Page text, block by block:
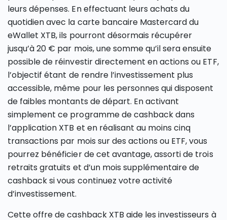
leurs dépenses. En effectuant leurs achats du
quotidien avec la carte bancaire Mastercard du
eWallet XTB, ils pourront désormais récupérer
jusqu’à 20 € par mois, une somme qu’il sera ensuite
possible de réinvestir directement en actions ou ETF,
l’objectif étant de rendre l’investissement plus
accessible, même pour les personnes qui disposent
de faibles montants de départ. En activant
simplement ce programme de cashback dans
l’application XTB et en réalisant au moins cinq
transactions par mois sur des actions ou ETF, vous
pourrez bénéficier de cet avantage, assorti de trois
retraits gratuits et d’un mois supplémentaire de
cashback si vous continuez votre activité
d’investissement.
Cette offre de cashback XTB aide les investisseurs à